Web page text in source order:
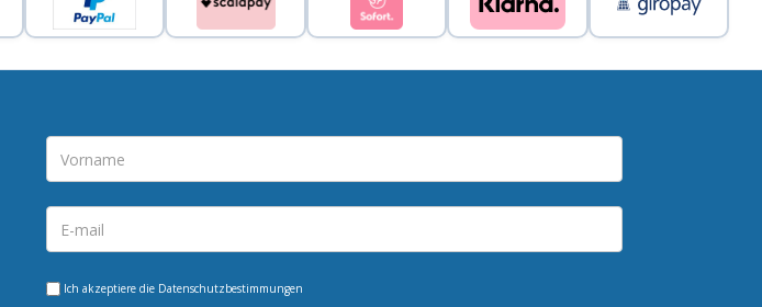
Ich akzeptiere die Datenschutzbestimmungen